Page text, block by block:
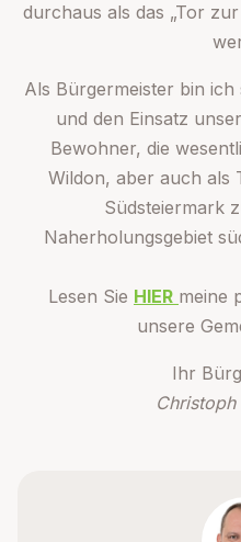
durchaus als das „Tor
Als Bürgermeister bin
und den Einsatz
Bewohner, die
Wildon, aber auch als
Südsteiermark
Naherholungsgebiet
Lesen Sie HIER meine
unsere
Ihr